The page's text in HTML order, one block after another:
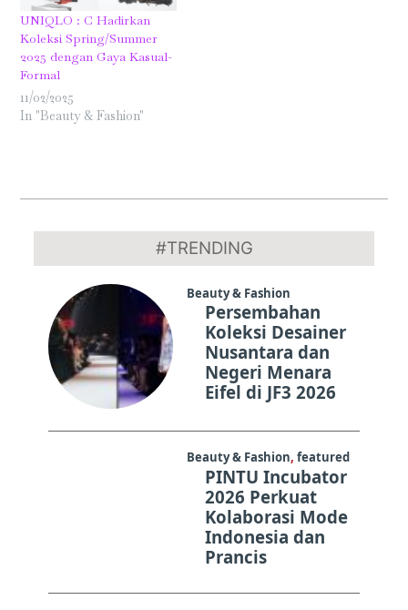
UNIQLO : C Hadirkan
Koleksi Spring/Summer
2025 dengan Gaya Kasual-
Formal
11/02/2025
In "Beauty & Fashion"
25
#TRENDING
Beauty & Fashion
Persembahan
Koleksi Desainer
Nusantara dan
Negeri Menara
Eifel di JF3 2026
Beauty & Fashion, featured
PINTU Incubator
2026 Perkuat
Kolaborasi Mode
Indonesia dan
Prancis